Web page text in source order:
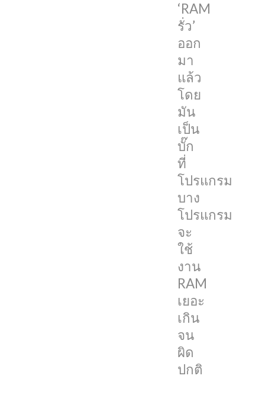
‘RAM
รั่ว’
ออก
มา
แล้ว
โดย
มัน
เป็น
บั๊ก
ที่
โปรแกรม
บาง
โปรแกรม
จะ
ใช้
งาน
RAM
เยอะ
เกิน
จน
ผิด
ปกติ
หาก
พบ
ปัญหา
นี้
ตัว
macOS
จะ
ขึ้น
เตือน
ว่า
ของ
มี
ความ
จำ